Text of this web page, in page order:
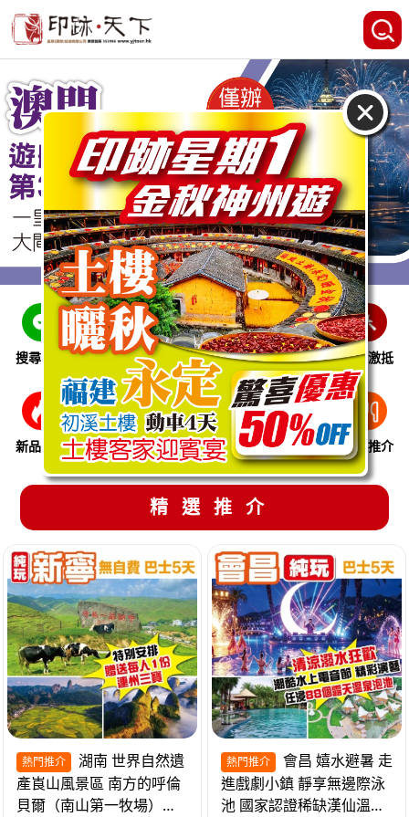
搜尋線路 跨省巴士 即時特惠 休閒娛樂 會員激抵
新品推介 季節限定 溫泉養生 買一送一 美食推介
精選推介
熱門推介
產崀山風景區 南方的呼倫
貝爾（南山第一牧場）夜
熱門推介
進戲劇小鎮 靜享無邊際泳
池 國家認證稀缺漢仙溫泉